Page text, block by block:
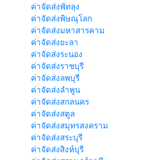
ค่าจัดส่งพัทลุง
ค่าจัดส่งพิษณุโลก
ค่าจัดส่งมหาสารคาม
ค่าจัดส่งยะลา
ค่าจัดส่งระนอง
ค่าจัดส่งราชบุรี
ค่าจัดส่งลพบุรี
ค่าจัดส่งลำพูน
ค่าจัดส่งสกลนคร
ค่าจัดส่งสตูล
ค่าจัดส่งสมุทรสงคราม
ค่าจัดส่งสระบุรี
ค่าจัดส่งสิงห์บุรี